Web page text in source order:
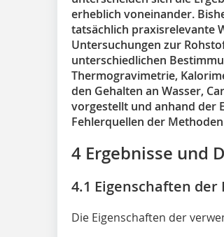
erheblich voneinander.
tatsächlich praxisrelevante
Untersuchungen zur
unterschiedlichen
Thermogravimetrie,
den Gehalten an Wasser,
vorgestellt und anhand der
Fehlerquellen der
4 Ergebnisse und
4.1 Eigenschaften der
Die Eigenschaften der